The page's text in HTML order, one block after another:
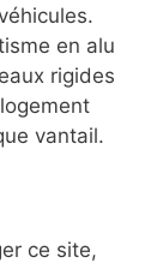
en alu
rigides
vantail.
ce site,